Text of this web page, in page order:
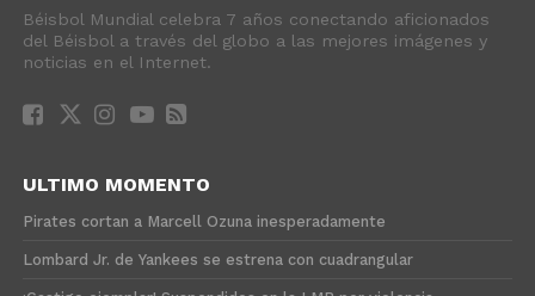
Béisbol Mundial celebra 7 años conectando aficionados
del Béisbol a través del globo a las mejores imágenes y
noticias en el Internet.
ULTIMO MOMENTO
Pirates cortan a Marcell Ozuna inesperadamente
Lombard Jr. de Yankees se estrena con cuadrangular